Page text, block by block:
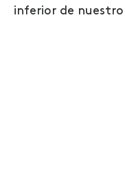
inferior de